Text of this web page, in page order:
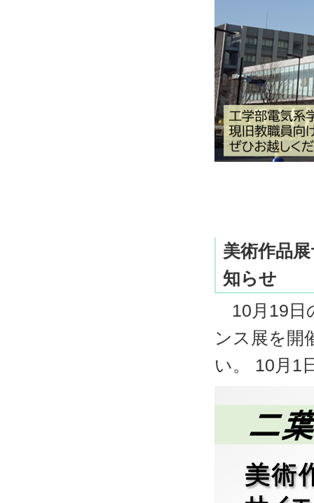
美術作品
知らせ
10月19日
ンス展を開
い。 10月1